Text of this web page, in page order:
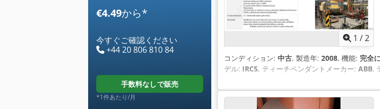
€4.49から*
今すぐご確認ください
+44 20 806 810 84
手数料なしで販売
*1件あたり/月
1 /2
コンディション: 中古, 製造年: 2008, 機能: 完全
デル: IRC5, ティーチペンダントメーカー: ABB,